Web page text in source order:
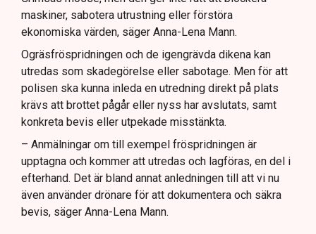
maskiner, sabotera utrustning eller förstöra
ekonomiska värden, säger Anna-Lena Mann.
Ogräsfröspridningen och de igengrävda dikena kan
utredas som skadegörelse eller sabotage. Men för att
polisen ska kunna inleda en utredning direkt på plats
krävs att brottet pågår eller nyss har avslutats, samt
konkreta bevis eller utpekade misstänkta.
– Anmälningar om till exempel fröspridningen är
upptagna och kommer att utredas och lagföras, en del i
efterhand. Det är bland annat anledningen till att vi nu
även använder drönare för att dokumentera och säkra
bevis, säger Anna-Lena Mann.